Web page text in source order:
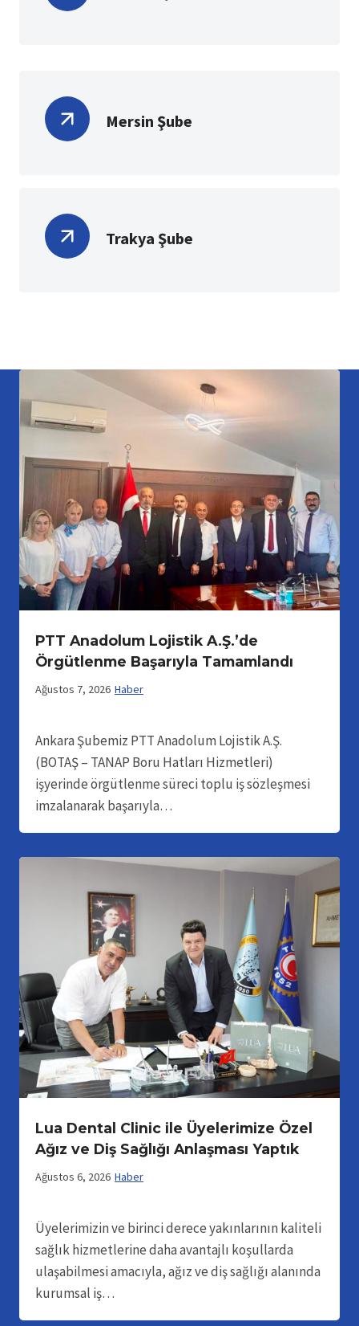
Mersin Şube
Trakya Şube
PTT Anadolum Lojistik A.Ş.’de
Örgütlenme Başarıyla Tamamlandı
Ağustos 7, 2026 Haber
Ankara Şubemiz PTT Anadolum Lojistik A.Ş.
(BOTAŞ – TANAP Boru Hatları Hizmetleri)
işyerinde örgütlenme süreci toplu iş sözleşmesi
imzalanarak başarıyla…
Lua Dental Clinic ile Üyelerimize Özel
Ağız ve Diş Sağlığı Anlaşması Yaptık
Ağustos 6, 2026 Haber
Üyelerimizin ve birinci derece yakınlarının kaliteli
sağlık hizmetlerine daha avantajlı koşullarda
ulaşabilmesi amacıyla, ağız ve diş sağlığı alanında
kurumsal iş…